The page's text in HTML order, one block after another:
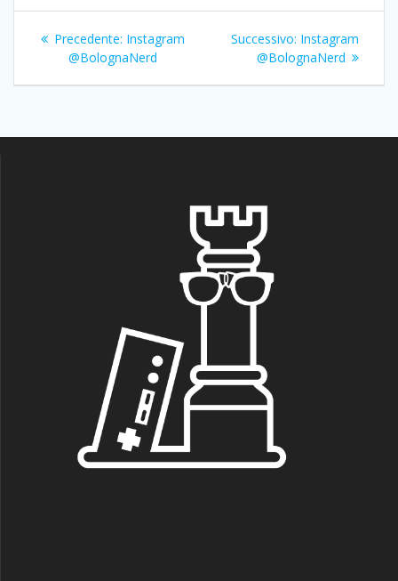
Navigazione
articoli
Precedente: Articolo
precedente:
Instagram
@BolognaNerd
Successivo: Articolo
successivo:
Instagram
@BolognaNerd